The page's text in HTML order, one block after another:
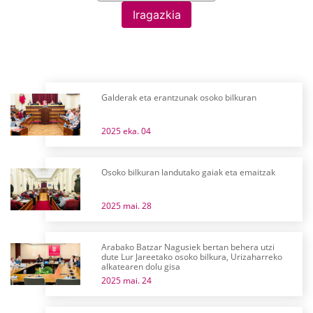
Iragazkia
Galderak eta erantzunak osoko bilkuran
2025 eka. 04
Osoko bilkuran landutako gaiak eta emaitzak
2025 mai. 28
Arabako Batzar Nagusiek bertan behera utzi
dute Lur Jareetako osoko bilkura, Urizaharreko
alkatearen dolu gisa
2025 mai. 24